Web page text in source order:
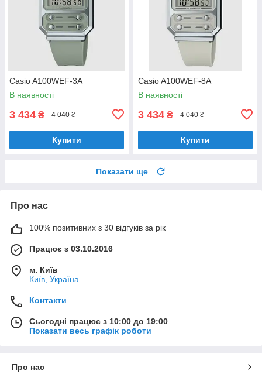
Casio A100WEF-3A
В наявності
3 434 ₴ 4 040 ₴
Купити
Casio A100WEF-8A
В наявності
3 434 ₴ 4 040 ₴
Купити
Показати ще
Про нас
100% позитивних з 30 відгуків за рік
Працює з 03.10.2016
м. Київ
Київ, Україна
Контакти
Сьогодні працює з 10:00 до 19:00
Показати весь графік роботи
Про нас